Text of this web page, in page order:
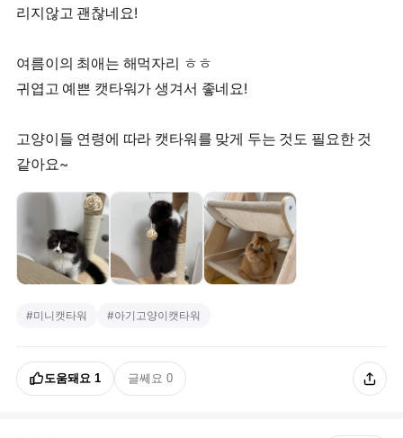
리지않고 괜찮네요!
여름이의 최애는 해먹자리 ㅎㅎ
귀엽고 예쁜 캣타워가 생겨서 좋네요!
고양이들 연령에 따라 캣타워를 맞게 두는 것도 필요한 것
같아요~
#미니캣타워 #아기고양이캣타워
도움돼요 1 글쎄요 0